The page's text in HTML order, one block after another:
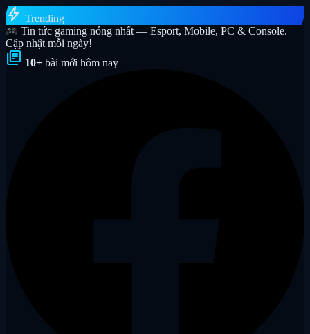
bolt Trending
Tin tức gaming nóng nhất — Esport, Mobile, PC & Console.
Cập nhật mỗi ngày!
library_books 10+ bài mới hôm nay